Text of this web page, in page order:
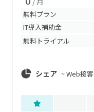
無料プラン
IT導入補助金
無料トライアル
シェア ~Web接客